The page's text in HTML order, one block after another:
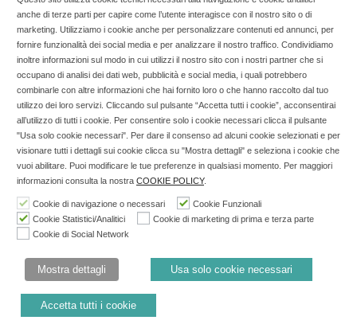
Copyright © 2025 SOCIALFARMA - La piattaforma web per i
professionisti della farmacia. Tutti i diritti riservati.
Socialfarma.it è un marchio di Sanità S.r.l. Largo San
Francesco, 19 - 73041 Carmiano (LE) - Tel: 0832.093720 Cell:
3276346536 Cell: 3297281965 - P.iva: 04571460759 - Rea: LE-
302152 Iscritta al n° 1 del Registro della Stampa del Tribunale
di Lecce il 15/01/2015.
Nell'anno 2018 sono stati erogati €3.147,62 da Invitalia a saldo
19/03/2014
Cookie Policy
anche di terze parti per capire come l’utente interagisce con il nostro sito o di
marketing. Utilizziamo i cookie anche per personalizzare contenuti ed annunci, per
fornire funzionalità dei social media e per analizzare il nostro traffico. Condividiamo
inoltre informazioni sul modo in cui utilizzi il nostro sito con i nostri partner che si
occupano di analisi dei dati web, pubblicità e social media, i quali potrebbero
combinarle con altre informazioni che hai fornito loro o che hanno raccolto dal tuo
utilizzo dei loro servizi. Cliccando sul pulsante “Accetta tutti i cookie”, acconsentirai
all’utilizzo di tutti i cookie. Per consentire solo i cookie necessari clicca il pulsante
"Usa solo cookie necessari". Per dare il consenso ad alcuni cookie selezionati e per
visionare tutti i dettagli sui cookie clicca su "Mostra dettagli" e seleziona i cookie che
vuoi abilitare. Puoi modificare le tue preferenze in qualsiasi momento. Per maggiori
informazioni consulta la nostra COOKIE POLICY.
Cookie di navigazione o necessari
Cookie Funzionali
Cookie Statistici/Analitici
Cookie di marketing di prima e terza parte
Cookie di Social Network
Mostra dettagli Usa solo cookie necessari
Accetta tutti i cookie